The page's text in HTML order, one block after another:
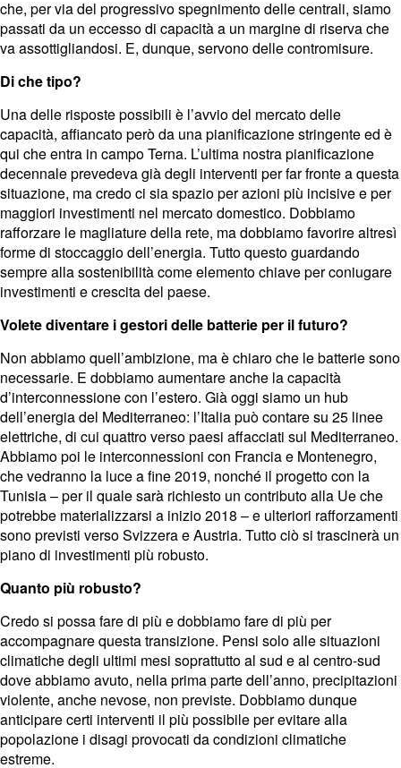
che, per via del progressivo spegnimento delle centrali, siamo
passati da un eccesso di capacità a un margine di riserva che
va assottigliandosi. E, dunque, servono delle contromisure.
Di che tipo?
Una delle risposte possibili è l’avvio del mercato delle
capacità, affiancato però da una pianificazione stringente ed è
qui che entra in campo Terna. L’ultima nostra pianificazione
decennale prevedeva già degli interventi per far fronte a questa
situazione, ma credo ci sia spazio per azioni più incisive e per
maggiori investimenti nel mercato domestico. Dobbiamo
rafforzare le magliature della rete, ma dobbiamo favorire altresì
forme di stoccaggio dell’energia. Tutto questo guardando
sempre alla sostenibilità come elemento chiave per coniugare
investimenti e crescita del paese.
Volete diventare i gestori delle batterie per il futuro?
Non abbiamo quell’ambizione, ma è chiaro che le batterie sono
necessarie. E dobbiamo aumentare anche la capacità
d’interconnessione con l’estero. Già oggi siamo un hub
dell’energia del Mediterraneo: l’Italia può contare su 25 linee
elettriche, di cui quattro verso paesi affacciati sul Mediterraneo.
Abbiamo poi le interconnessioni con Francia e Montenegro,
che vedranno la luce a fine 2019, nonché il progetto con la
Tunisia – per il quale sarà richiesto un contributo alla Ue che
potrebbe materializzarsi a inizio 2018 – e ulteriori rafforzamenti
sono previsti verso Svizzera e Austria. Tutto ciò si trascinerà un
piano di investimenti più robusto.
Quanto più robusto?
Credo si possa fare di più e dobbiamo fare di più per
accompagnare questa transizione. Pensi solo alle situazioni
climatiche degli ultimi mesi soprattutto al sud e al centro-sud
dove abbiamo avuto, nella prima parte dell’anno, precipitazioni
violente, anche nevose, non previste. Dobbiamo dunque
anticipare certi interventi il più possibile per evitare alla
popolazione i disagi provocati da condizioni climatiche
estreme.